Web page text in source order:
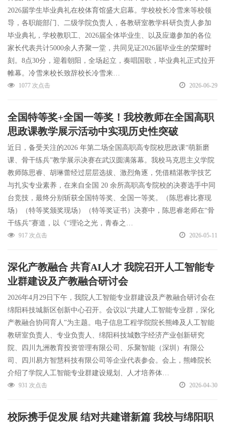
2026届学生毕业典礼在校体育馆盛大启幕。学校校长冷雪来等校领
导，各职能部门、二级学院负责人，各教研室教学科研负责人参加
毕业典礼，学校教职工、2026届全体毕业生、以及应邀参加的各位
家长代表共计5000余人齐聚一堂，共同见证2026届毕业生的荣耀时
刻。8点30分，迎着朝阳，全场起立，奏唱国歌，毕业典礼正式拉开
帷幕。冷雪来校长致辞校长冷雪来…
1077 次点击 2026-06-29
全国特等奖+全国一等奖！我校教师在全国高职
思政课教学展示活动中实现历史性突破
近日，备受关注的2026 年第二场全国高职高专院校思政课“萌新磨
课、骨干练兵”教学展示决赛在武汉圆满落幕。我校马克思主义学院
教师陈思睿、胡琳蕾经过层层选拔、激烈角逐，凭借精湛教学技艺
与扎实专业素养，在来自全国 20 余所高职高专院校的决赛选手中同
台竞技，最终分别斩获全国特等奖、全国一等奖。（陈思睿比赛现
场）（特等奖颁奖现场）（特等奖证书）决赛中，陈思睿老师在“骨
干练兵”赛道，以《“理论之光，青春之…
917 次点击 2026-05-11
深化产教融合 共育AI人才 我院召开人工智能专
业群建设及产教融合研讨会
2026年4月29日下午，我院人工智能专业群建设及产教融合研讨会在
绵阳科技城新区创新中心召开。会议以“共建人工智能专业群，深化
产教融合协同育人”为主题。电子信息工程学院院长熊峰及人工智能
教研室负责人、专业负责人、绵阳科技城数字经济产业创新研究
院、四川九洲教育投资管理有限公司、乐聚智能（深圳）有限公
司、四川易方智慧科技有限公司等企业代表参会。会上，熊峰院长
介绍了学院人工智能专业群建设规划、人才培养体…
931 次点击 2026-04-30
校际携手促发展 结对共建谱新篇 我校与绵阳职